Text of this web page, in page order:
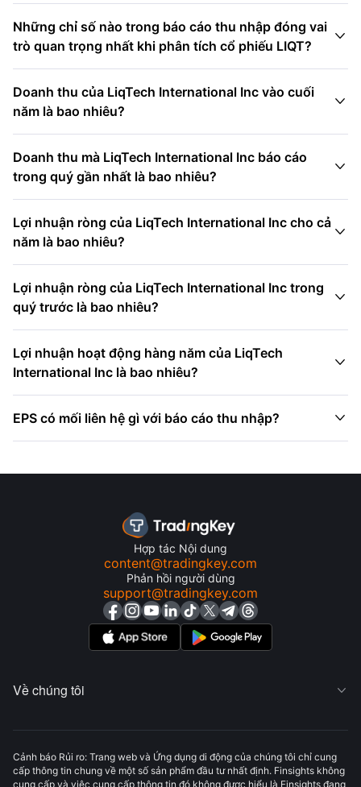
Những chỉ số nào trong báo cáo thu nhập đóng vai
trò quan trọng nhất khi phân tích cổ phiếu LIQT?

Doanh thu của LiqTech International Inc vào cuối
năm là bao nhiêu?

Doanh thu mà LiqTech International Inc báo cáo
trong quý gần nhất là bao nhiêu?

Lợi nhuận ròng của LiqTech International Inc cho cả
năm là bao nhiêu?

Lợi nhuận ròng của LiqTech International Inc trong
quý trước là bao nhiêu?

Lợi nhuận hoạt động hàng năm của LiqTech
International Inc là bao nhiêu?

EPS có mối liên hệ gì với báo cáo thu nhập? 
Hợp tác Nội dung
content@tradingkey.com
Phản hồi người dùng
support@tradingkey.com
Về chúng tôi 
Cảnh báo Rủi ro: Trang web và Ứng dụng di động của chúng tôi chỉ cung
cấp thông tin chung về một số sản phẩm đầu tư nhất định. Finsights không
cung cấp và việc cung cấp thông tin đó không được hiểu là Finsights đang